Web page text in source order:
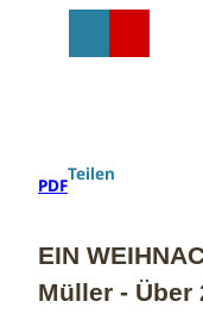
PDF
Teilen
EIN
Müller - Über